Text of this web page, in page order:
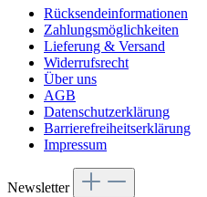
Rücksendeinformationen
Zahlungsmöglichkeiten
Lieferung & Versand
Widerrufsrecht
Über uns
AGB
Datenschutzerklärung
Barrierefreiheitserklärung
Impressum
Newsletter